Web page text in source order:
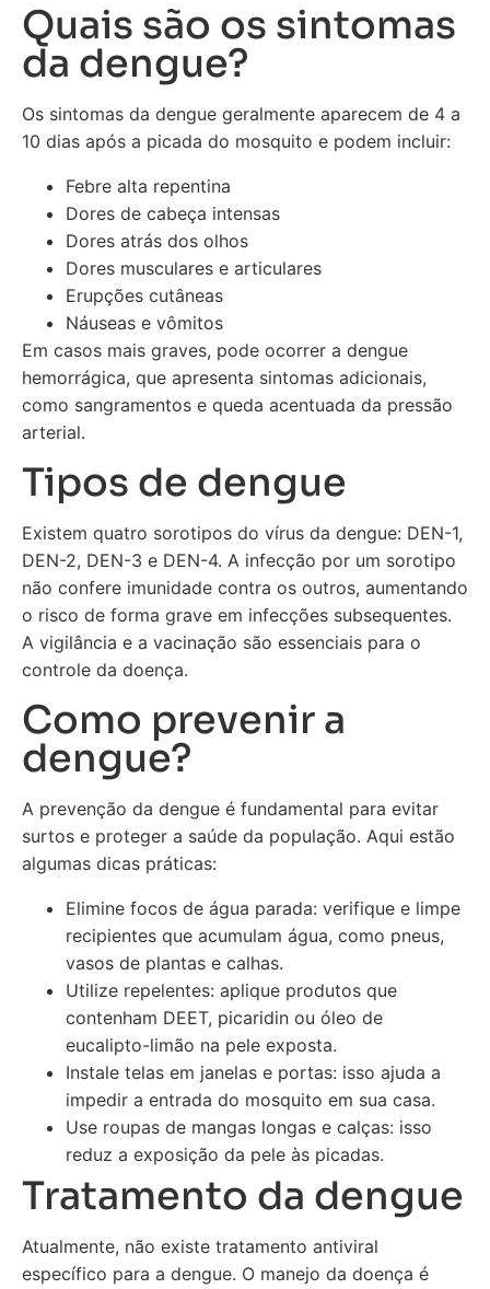
Quais são os sintomas
da dengue?
Os sintomas da dengue geralmente aparecem de 4 a
10 dias após a picada do mosquito e podem incluir:
Febre alta repentina
Dores de cabeça intensas
Dores atrás dos olhos
Dores musculares e articulares
Erupções cutâneas
Náuseas e vômitos
Em casos mais graves, pode ocorrer a dengue
hemorrágica, que apresenta sintomas adicionais,
como sangramentos e queda acentuada da pressão
arterial.
Tipos de dengue
Existem quatro sorotipos do vírus da dengue: DEN-1,
DEN-2, DEN-3 e DEN-4. A infecção por um sorotipo
não confere imunidade contra os outros, aumentando
o risco de forma grave em infecções subsequentes.
A vigilância e a vacinação são essenciais para o
controle da doença.
Como prevenir a
dengue?
A prevenção da dengue é fundamental para evitar
surtos e proteger a saúde da população. Aqui estão
algumas dicas práticas:
Elimine focos de água parada: verifique e limpe
recipientes que acumulam água, como pneus,
vasos de plantas e calhas.
Utilize repelentes: aplique produtos que
contenham DEET, picaridin ou óleo de
eucalipto-limão na pele exposta.
Instale telas em janelas e portas: isso ajuda a
impedir a entrada do mosquito em sua casa.
Use roupas de mangas longas e calças: isso
reduz a exposição da pele às picadas.
Tratamento da dengue
Atualmente, não existe tratamento antiviral
específico para a dengue. O manejo da doença é